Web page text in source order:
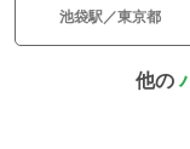
池袋駅／東京都
他の